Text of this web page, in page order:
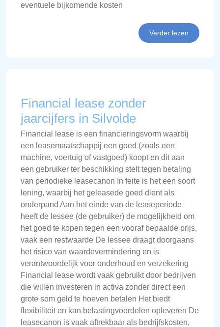
eventuele bijkomende kosten
Verder lezen
Financial lease zonder
jaarcijfers in Silvolde
Financial lease is een financieringsvorm waarbij
een leasemaatschappij een goed (zoals een
machine, voertuig of vastgoed) koopt en dit aan
een gebruiker ter beschikking stelt tegen betaling
van periodieke leasecanon In feite is het een soort
lening, waarbij het geleasede goed dient als
onderpand Aan het einde van de leaseperiode
heeft de lessee (de gebruiker) de mogelijkheid om
het goed te kopen tegen een vooraf bepaalde prijs,
vaak een restwaarde De lessee draagt doorgaans
het risico van waardevermindering en is
verantwoordelijk voor onderhoud en verzekering
Financial lease wordt vaak gebruikt door bedrijven
die willen investeren in activa zonder direct een
grote som geld te hoeven betalen Het biedt
flexibiliteit en kan belastingvoordelen opleveren De
leasecanon is vaak aftrekbaar als bedrijfskosten,